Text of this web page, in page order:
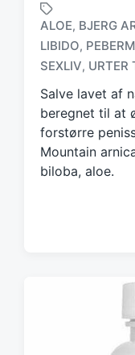
T
a
g
e
d
w
i
ALOE, BJERG
LIBIDO,
SEXLIV, URTER
Salve lavet af
beregnet til at
forstørre
Mountain
biloba, aloe.